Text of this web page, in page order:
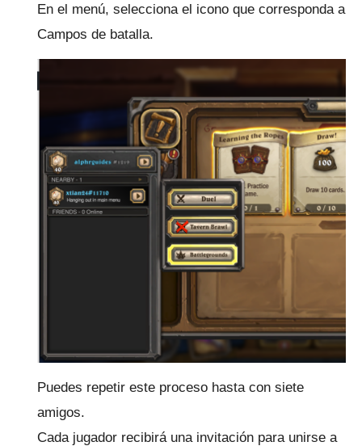
En el menú, selecciona el icono que corresponda a
Campos de batalla.
Puedes repetir este proceso hasta con siete
amigos.
Cada jugador recibirá una invitación para unirse a